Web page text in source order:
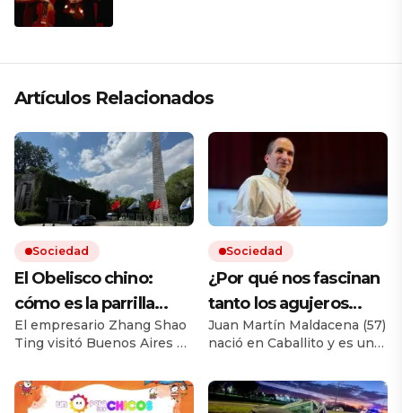
Artículos Relacionados
Sociedad
El Obelisco chino:
cómo es la parrilla
argentina más grande
de Asia y la curiosa
historia de su dueño
El empresario Zhang Shao
Ting visitó Buenos Aires en
país. En 2004 abrió un
restaurante en Beijing que
Sociedad
¿Por qué nos fascinan
tanto los agujeros
negros?: el genio
argentino que es un
“rockstar” tiene una
respuesta
Juan Martín Maldacena (57)
nació en Caballito y es uno
prestigiosos del mundo. En
menos de una semana